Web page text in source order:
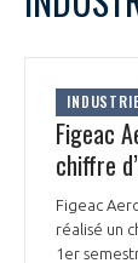
INDUSTRIE
Figeac
chiffre
Figeac
réalisé un
1er